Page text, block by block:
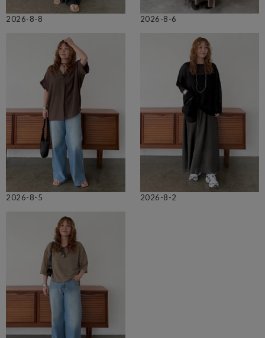
2026-8-8 2026-8-6
2026-8-5 2026-8-2